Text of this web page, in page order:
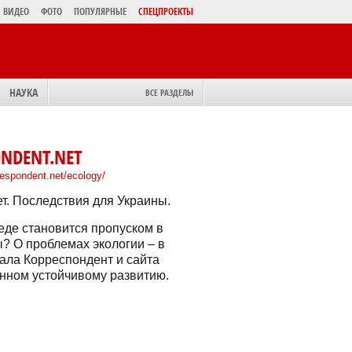
ВИДЕО ФОТО ПОПУЛЯРНЫЕ СПЕЦПРОЕКТЫ
ВСЕ РАЗДЕЛЫ
НАУКА
ecology/
Последствия для Украины.
становится пропуском в
О проблемах экологии – в
Корреспондент и сайта
устойчивому развитию.